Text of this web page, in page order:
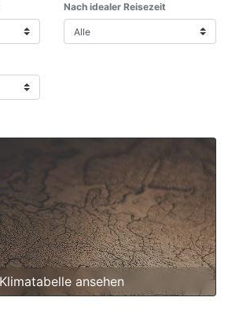
Nach idealer Reisezeit
Klimatabelle ansehen